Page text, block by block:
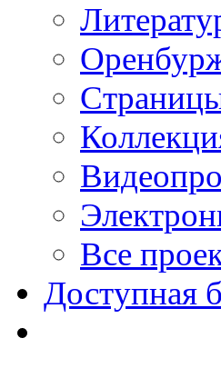
Все
Доступная